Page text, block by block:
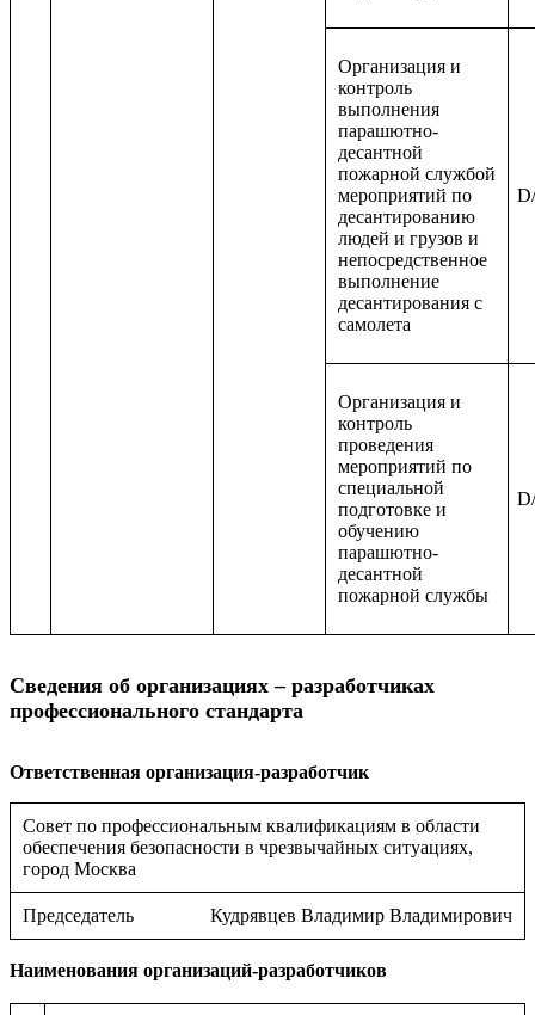
Организация и
контроль
выполнения
парашютно-
десантной
пожарной службой
мероприятий по
десантированию
людей и грузов и
непосредственное
выполнение
десантирования с
самолета
Организация и
контроль
проведения
мероприятий по
специальной
подготовке и
обучению
парашютно-
десантной
пожарной службы
Сведения об организациях – разработчиках
профессионального стандарта
Ответственная организация-разработчик
Совет по профессиональным квалификациям в области
обеспечения безопасности в чрезвычайных ситуациях,
город Москва
Председатель Кудрявцев Владимир Владимирович
Наименования организаций-разработчиков